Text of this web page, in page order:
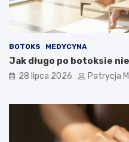
BOTOKS MEDYCYNA
Jak długo po botoksie
28 lipca 2026 Patrycja